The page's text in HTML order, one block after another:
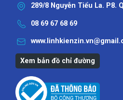
289/8 Nguyễn Tiểu La. P8.
08 69 67 68 69
Xem bản đồ chỉ đường